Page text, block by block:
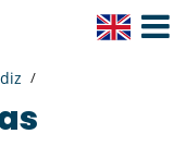
Toggle